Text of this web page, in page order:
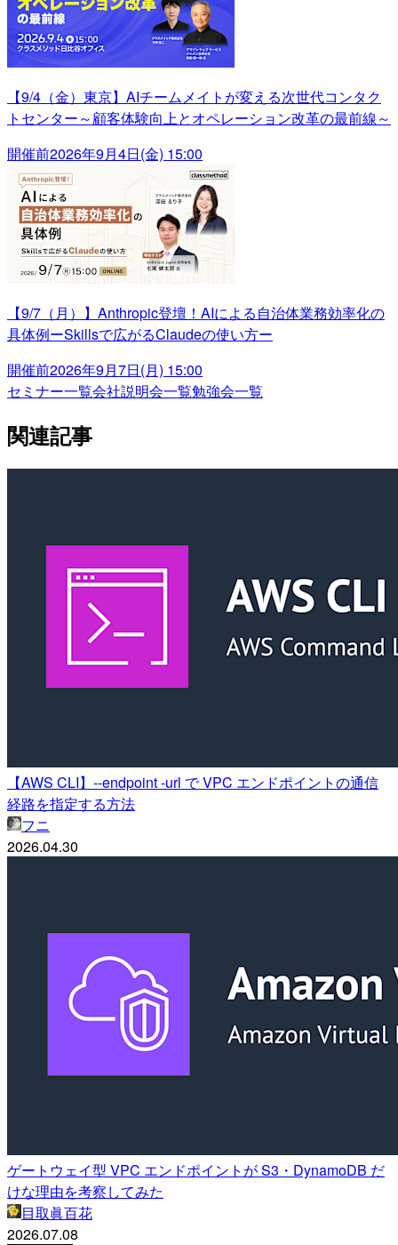
【9/4（金）東京】AIチームメイトが変える次世代コンタク
トセンター～顧客体験向上とオペレーション改革の最前線～
開催前2026年9月4日(金) 15:00
【9/7（月）】Anthropic登壇！AIによる自治体業務効率化の
具体例ーSkillsで広がるClaudeの使い方ー
開催前2026年9月7日(月) 15:00
セミナー一覧会社説明会一覧勉強会一覧
関連記事
【AWS CLI】--endpoint -url で VPC エンドポイントの通信
経路を指定する方法
フニ
2026.04.30
ゲートウェイ型 VPC エンドポイントが S3・DynamoDB だ
けな理由を考察してみた
目取眞百花
2026.07.08